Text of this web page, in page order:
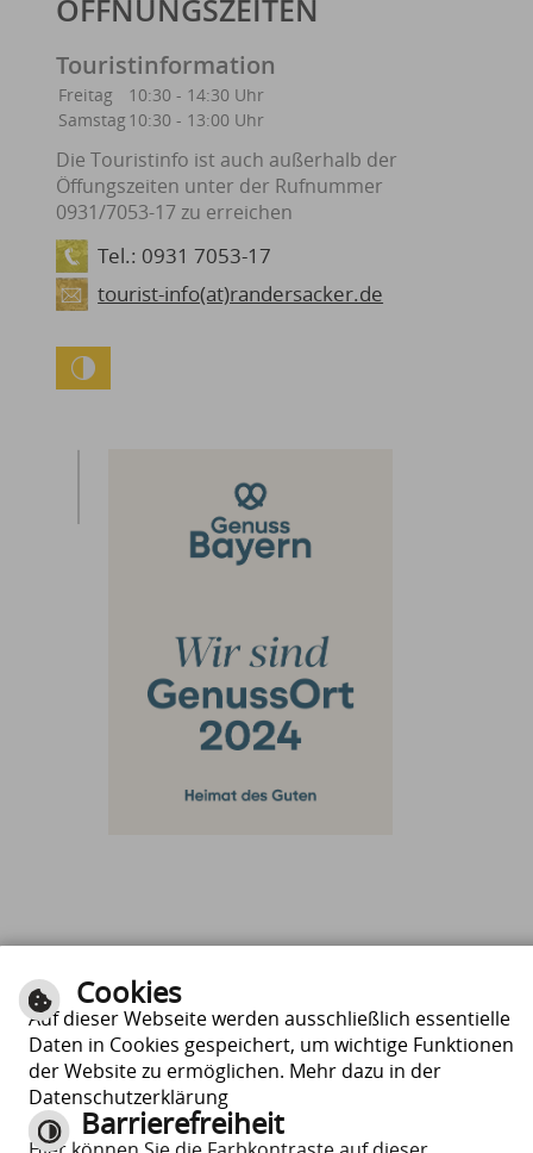
ÖFFNUNGSZEITEN
Touristinformation
Freitag
10:30 - 14:30 Uhr
Samstag10:30 - 13:00 Uhr
Die Touristinfo ist auch außerhalb der
Öffungszeiten unter der Rufnummer
0931/7053-17 zu erreichen
Tel.: 0931 7053-17
tourist-info(at)randersacker.de
Cookies
Auf dieser Webseite werden ausschließlich essentielle
Daten in Cookies gespeichert, um wichtige Funktionen
der Website zu ermöglichen. Mehr dazu in der
Datenschutzerklärung
Barrierefreiheit